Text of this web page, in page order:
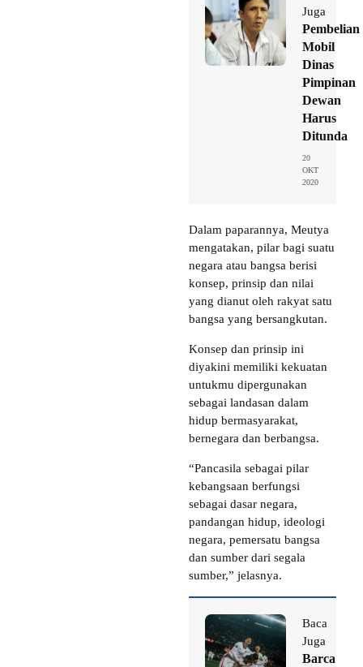
Juga
Pembelian
Mobil
Dinas
Pimpinan
Dewan
Harus
Ditunda
20
OKT
2020
Dalam paparannya, Meutya
mengatakan, pilar bagi suatu
negara atau bangsa berisi
konsep, prinsip dan nilai
yang dianut oleh rakyat satu
bangsa yang bersangkutan.
Konsep dan prinsip ini
diyakini memiliki kekuatan
untukmu dipergunakan
sebagai landasan dalam
hidup bermasyarakat,
bernegara dan berbangsa.
“Pancasila sebagai pilar
kebangsaan berfungsi
sebagai dasar negara,
pandangan hidup, ideologi
negara, pemersatu bangsa
dan sumber dari segala
sumber,” jelasnya.
Baca
Juga
Barca